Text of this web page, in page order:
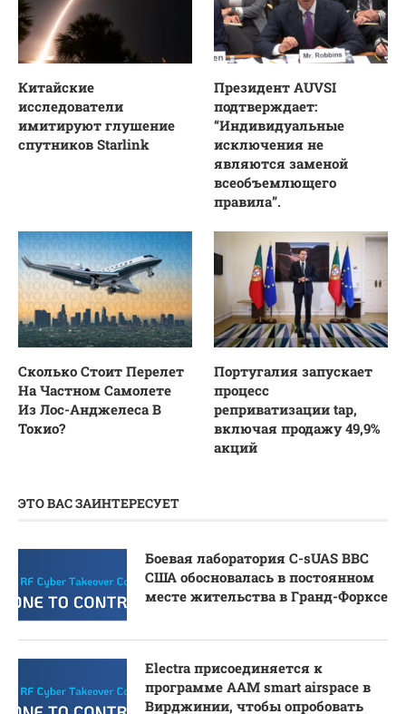
Китайские
исследователи
имитируют глушение
спутников Starlink
Президент AUVSI
подтверждает:
“Индивидуальные
исключения не
являются заменой
всеобъемлющего
правила”.
Сколько Стоит Перелет
На Частном Самолете
Из Лос-Анджелеса В
Токио?
Португалия запускает
процесс
реприватизации tap,
включая продажу 49,9%
акций
ЭТО ВАС ЗАИНТЕРЕСУЕТ
Боевая лаборатория C-sUAS ВВС
США обосновалась в постоянном
месте жительства в Гранд-Форксе
Electra присоединяется к
программе AAM smart airspace в
Вирджинии, чтобы опробовать